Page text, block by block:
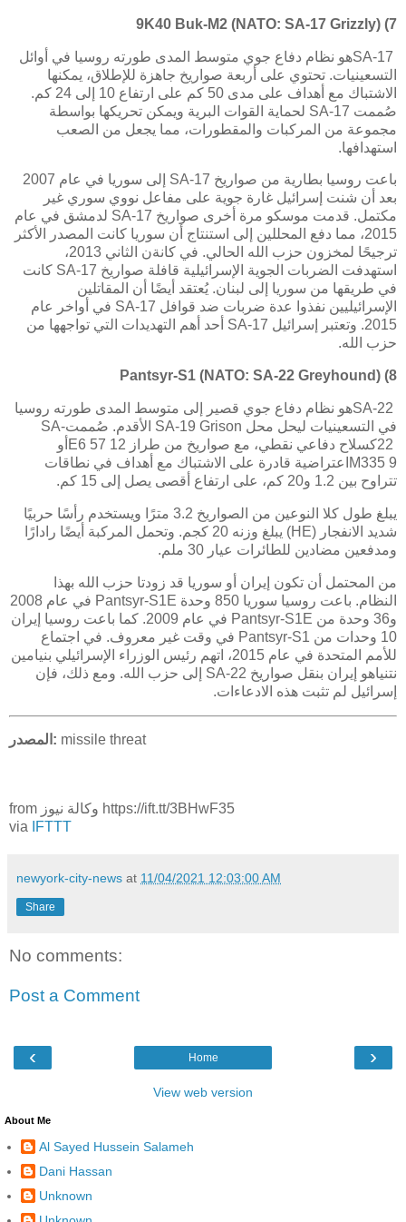
7)
9K40 Buk-M2 (NATO: SA-17 Grizzly)
SA-17هو نظام دفاع جوي متوسط المدى طورته روسيا في أوائل
التسعينيات. تحتوي على أربعة صواريخ جاهزة للإطلاق، يمكنها
الاشتباك مع أهداف على مدى 50 كم على ارتفاع 10 إلى 24 كم.
صُممت SA-17 لحماية القوات البرية ويمكن تحريكها بواسطة
مجموعة من المركبات والمقطورات، مما يجعل من الصعب
استهدافها.
باعت روسيا بطارية من صواريخ SA-17
إلى سوريا في عام 2007
بعد أن شنت إسرائيل غارة جوية على مفاعل نووي سوري غير
مكتمل. قدمت موسكو مرة أخرى صواريخ SA-17 لدمشق في عام
2015، مما دفع المحللين إلى استنتاج أن سوريا كانت المصدر الأكثر
ترجيحًا لمخزون حزب الله الحالي. في كانةن الثاني 2013،
استهدفت الضربات الجوية الإسرائيلية قافلة صواريخ SA-17 كانت
في طريقها من سوريا إلى لبنان. يُعتقد أيضًا أن المقاتلين
الإسرائيليين نفذوا عدة ضربات ضد قوافل SA-17 في أواخر عام
2015. وتعتبر إسرائيل
SA-17 أحد أهم التهديدات التي تواجهها من
حزب الله.
8)
Pantsyr-S1 (NATO: SA-22 Greyhound)
SA-22هو نظام دفاع جوي قصير إلى متوسط المدى طورته روسيا
في التسعينيات ليحل محل SA-19 Grison الأقدم. صُممتSA-
22كسلاح دفاعي نقطي، مع صواريخ من طراز 12 57 E6 أو
9
M335 اعتراضية قادرة على الاشتباك مع أهداف في نطاقات
تتراوح بين 1.2 و20 كم، على ارتفاع أقصى يصل إلى 15 كم.
يبلغ طول كلا النوعين من الصواريخ 3.2 مترًا ويستخدم رأسًا حربيًا
شديد الانفجار (HE)
يبلغ وزنه 20 كجم. وتحمل المركبة أيضًا رادارًا
ومدفعين مضادين للطائرات عيار 30 ملم.
من المحتمل أن تكون إيران أو سوريا قد زودتا حزب الله بهذا
النظام. باعت روسيا سوريا 850 وحدة
Pantsyr-S1E
في عام 2008
و36 وحدة من
Pantsyr-S1E
في عام 2009. كما باعت روسيا إيران
10 وحدات من
Pantsyr-S1 في وقت غير معروف. في اجتماع
للأمم المتحدة في عام 2015، اتهم رئيس الوزراء الإسرائيلي بنيامين
نتنياهو إيران بنقل صواريخ SA-22 إلى حزب الله. ومع ذلك، فإن
إسرائيل لم تثبت هذه الادعاءات.
المصدر: missile threat
from وكالة نيوز https://ift.tt/3BHwF35
via
IFTTT
newyork-city-news at 11/04/2021 12:03:00 AM
Share
No comments:
Post a Comment
‹ ›
Home
View web version
About Me
Al Sayed Hussein Salameh
Dani Hassan
Unknown